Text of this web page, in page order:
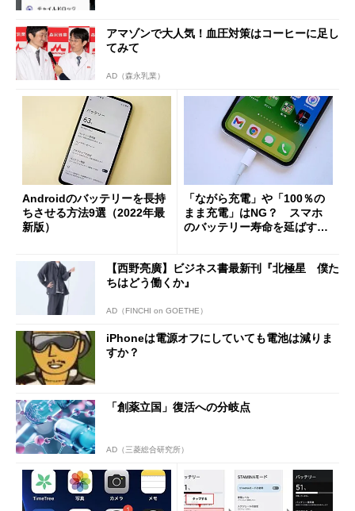
アマゾンで大人気！血圧対策はコーヒーに足し
てみて
AD（森永乳業）
Androidのバッテリーを長持
ちさせる方法9選（2022年最
新版）
「ながら充電」や「100％の
まま充電」はNG？ スマホ
のバッテリー寿命を延ばす方
【西野亮廣】ビジネス書最新刊『北極星 僕た
ちはどう働くか』
AD（FINCHI on GOETHE）
iPhoneは電源オフにしていても電池は減りま
すか？
「創薬立国」復活への分岐点
AD（三菱総合研究所）